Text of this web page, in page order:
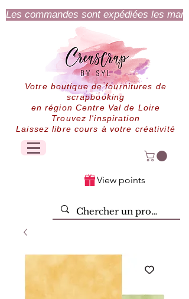
Les commandes sont expédiées les
Votre boutique de fournitures de
scrapbooking
en région Centre Val de Loire
Trouvez l'inspiration
Laissez libre cours à votre créativité
View points